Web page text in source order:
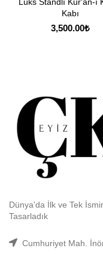
Lüks Standlı Kur'an-ı
Kabı
3,500.00₺
Dünya'da İlk ve Tek
Tasarladık
Cumhuriyet Mah.